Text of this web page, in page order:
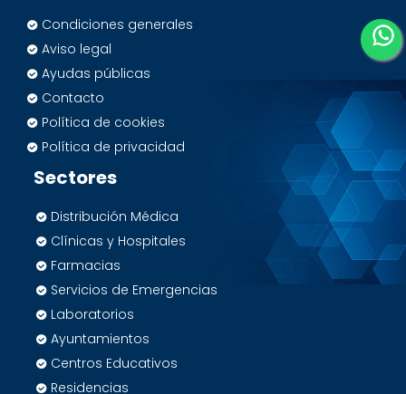
Condiciones generales
Aviso legal
Ayudas públicas
Contacto
Política de cookies
Política de privacidad
Sectores
Distribución Médica
Clínicas y Hospitales
Farmacias
Servicios de Emergencias
Laboratorios
Ayuntamientos
Centros Educativos
Residencias